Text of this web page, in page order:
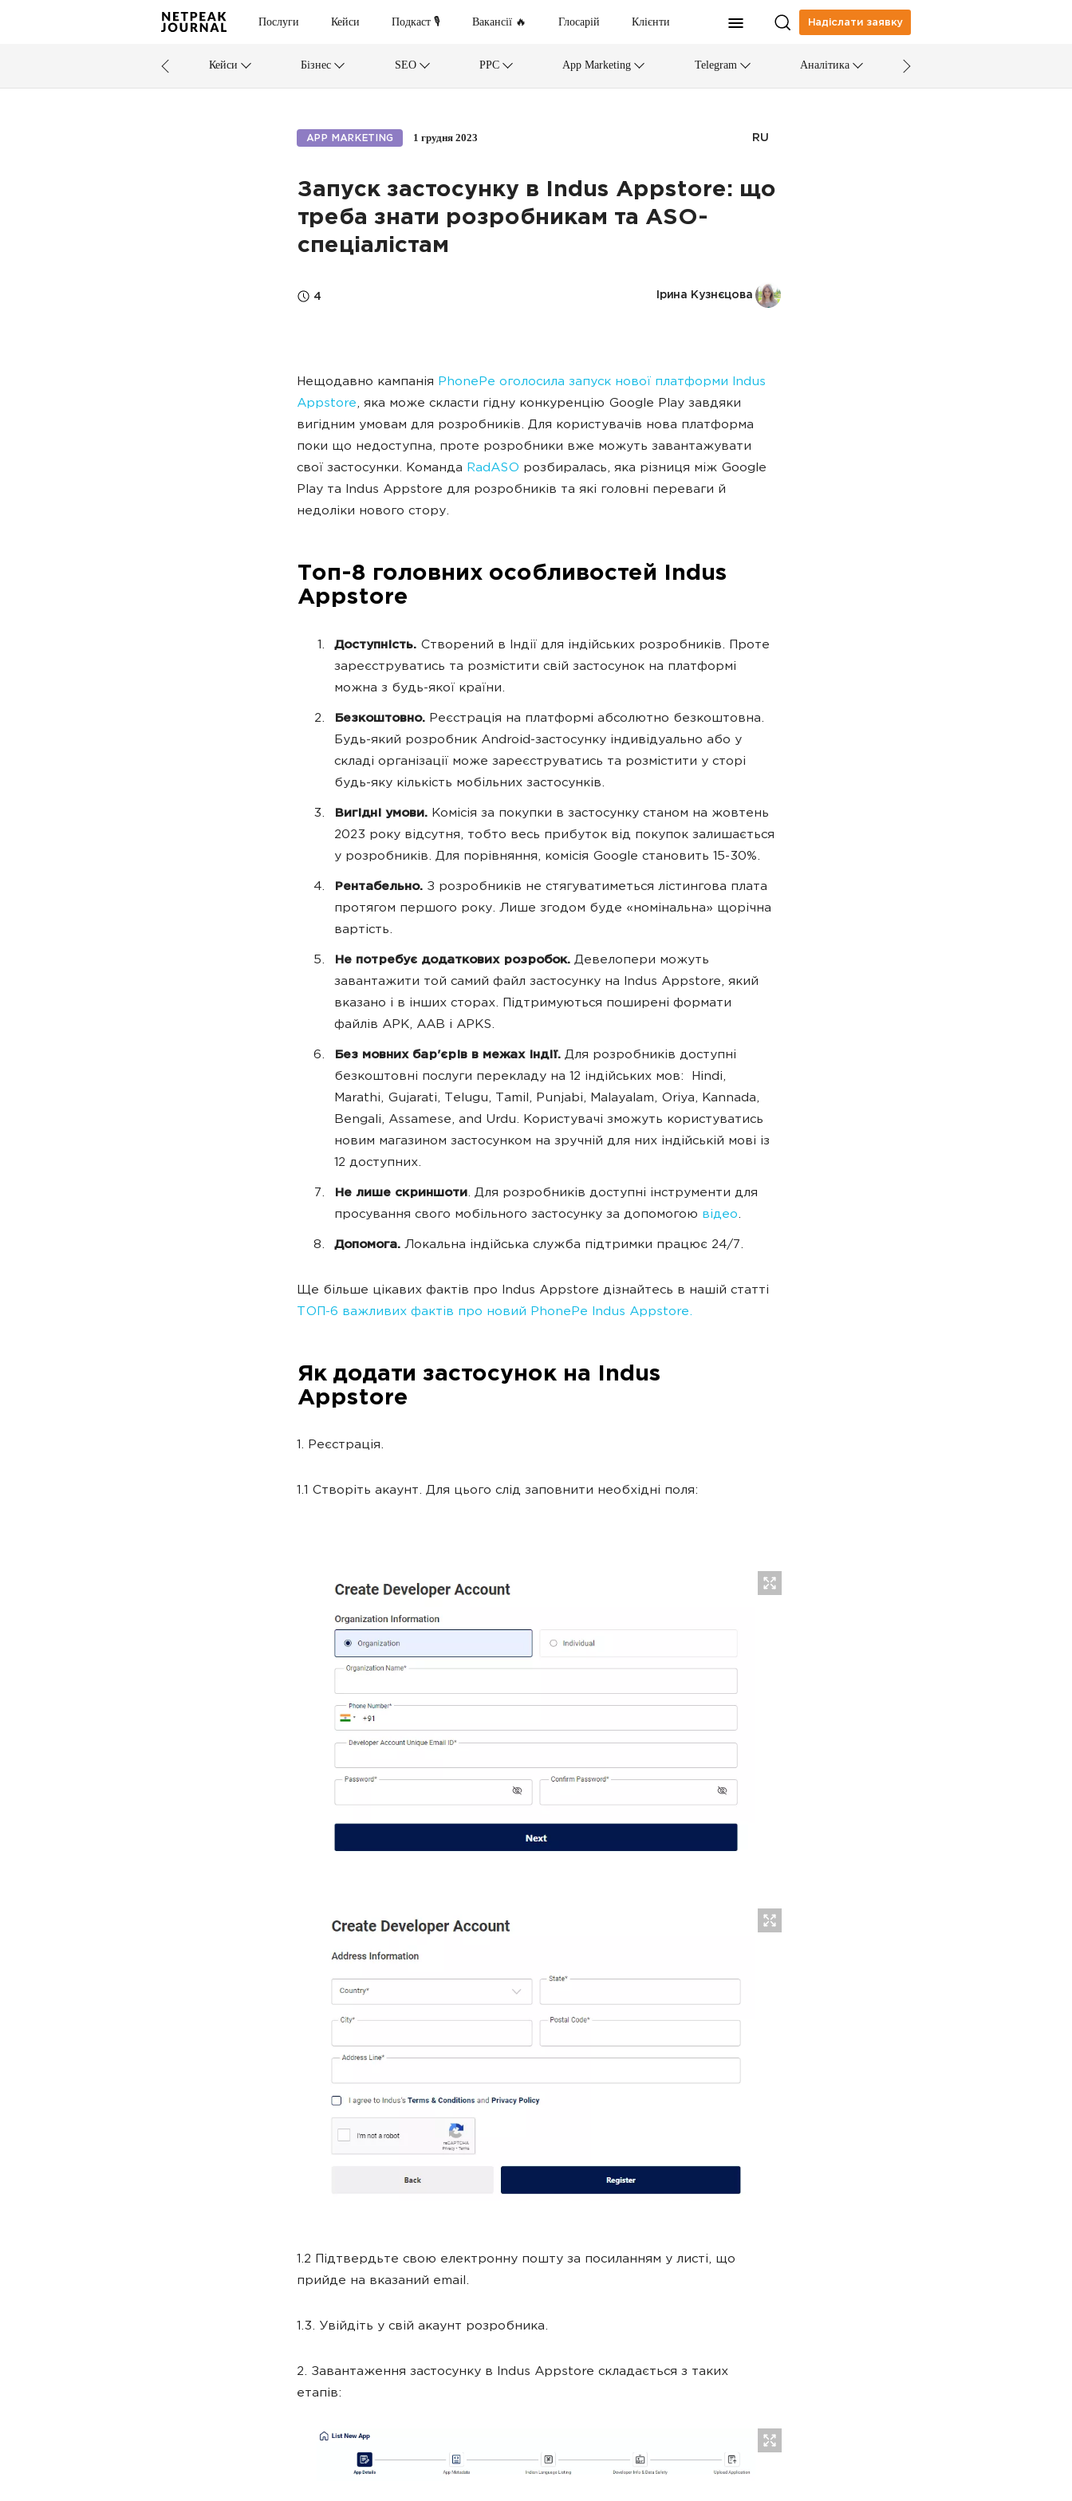
Послуги Кейси Подкаст 🎙 Вакансії 🔥 Глосарій Клієнти Надіслати заявку
Кейси Бізнес SEO PPC App Marketing Telegram Аналітика
APP MARKETING 1 грудня 2023 RU
Запуск застосунку в Indus Appstore: що
треба знати розробникам та ASO-
спеціалістам
4 Ірина Кузнєцова
Нещодавно кампанія PhonePe оголосила запуск нової платформи Indus
Appstore, яка може скласти гідну конкуренцію Google Play завдяки
вигідним умовам для розробників. Для користувачів нова платформа
поки що недоступна, проте розробники вже можуть завантажувати
свої застосунки. Команда RadASO розбиралась, яка різниця між Google
Play та Indus Appstore для розробників та які головні переваги й
недоліки нового стору.
Топ-8 головних особливостей Indus
Appstore
Доступність. Створений в Індії для індійських розробників. Проте
зареєструватись та розмістити свій застосунок на платформі
можна з будь-якої країни.
Безкоштовно. Реєстрація на платформі абсолютно безкоштовна.
Будь-який розробник Android-застосунку індивідуально або у
складі організації може зареєструватись та розмістити у сторі
будь-яку кількість мобільних застосунків.
Вигідні умови. Комісія за покупки в застосунку станом на жовтень
2023 року відсутня, тобто весь прибуток від покупок залишається
у розробників. Для порівняння, комісія Google становить 15-30%.
Рентабельно. З розробників не стягуватиметься лістингова плата
протягом першого року. Лише згодом буде «номінальна» щорічна
вартість.
Не потребує додаткових розробок. Девелопери можуть
завантажити той самий файл застосунку на Indus Appstore, який
вказано і в інших сторах. Підтримуються поширені формати
файлів APK, AAB і APKS.
Без мовних бар'єрів в межах Індії. Для розробників доступні
безкоштовні послуги перекладу на 12 індійських мов: Hindi,
Marathi, Gujarati, Telugu, Tamil, Punjabi, Malayalam, Oriya, Kannada,
Bengali, Assamese, and Urdu. Користувачі зможуть користуватись
новим магазином застосунком на зручній для них індійській мові із
12 доступних.
Не лише скриншоти. Для розробників доступні інструменти для
просування свого мобільного застосунку за допомогою відео.
Допомога. Локальна індійська служба підтримки працює 24/7.
Ще більше цікавих фактів про Indus Appstore дізнайтесь в нашій статті
ТОП-6 важливих фактів про новий PhonePe Indus Appstore.
Як додати застосунок на Indus
Appstore
1. Реєстрація.
1.1 Створіть акаунт. Для цього слід заповнити необхідні поля:
1.2 Підтвердьте свою електронну пошту за посиланням у листі, що
прийде на вказаний email.
1.3. Увійдіть у свій акаунт розробника.
2. Завантаження застосунку в Indus Appstore складається з таких
етапів: